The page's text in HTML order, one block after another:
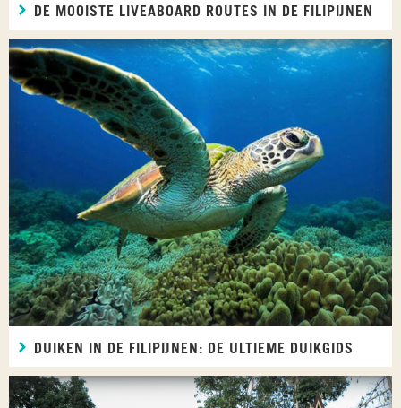
DE MOOISTE LIVEABOARD ROUTES IN DE FILIPIJNEN
DUIKEN IN DE FILIPIJNEN: DE ULTIEME DUIKGIDS